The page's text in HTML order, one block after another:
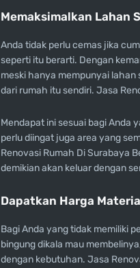
Memaksimalkan Lahan
Anda tidak perlu cemas jika
seperti itu berarti. Dengan
meski hanya mempunyai
dari rumah itu sendiri. Jasa
Mendapat ini sesuai bagi Anda
perlu diingat juga area yang
Renovasi Rumah Di Surabaya
demikian akan keluar dengan
Dapatkan Harga
Bagi Anda yang tidak memiliki
bingung dikala mau
dengan kebutuhan. Jasa